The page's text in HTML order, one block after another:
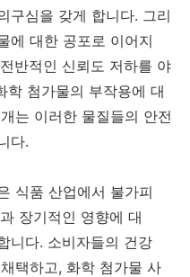
구심을 갖게 합니다. 그리
에 대한 공포로 이어지
반적인 신뢰도 저하를 야
학 첨가물의 부작용에 대
는 이러한 물질들의 안전
다.
식품 산업에서 불가피
장기적인 영향에 대
니다. 소비자들의 건강
택하고, 화학 첨가물 사